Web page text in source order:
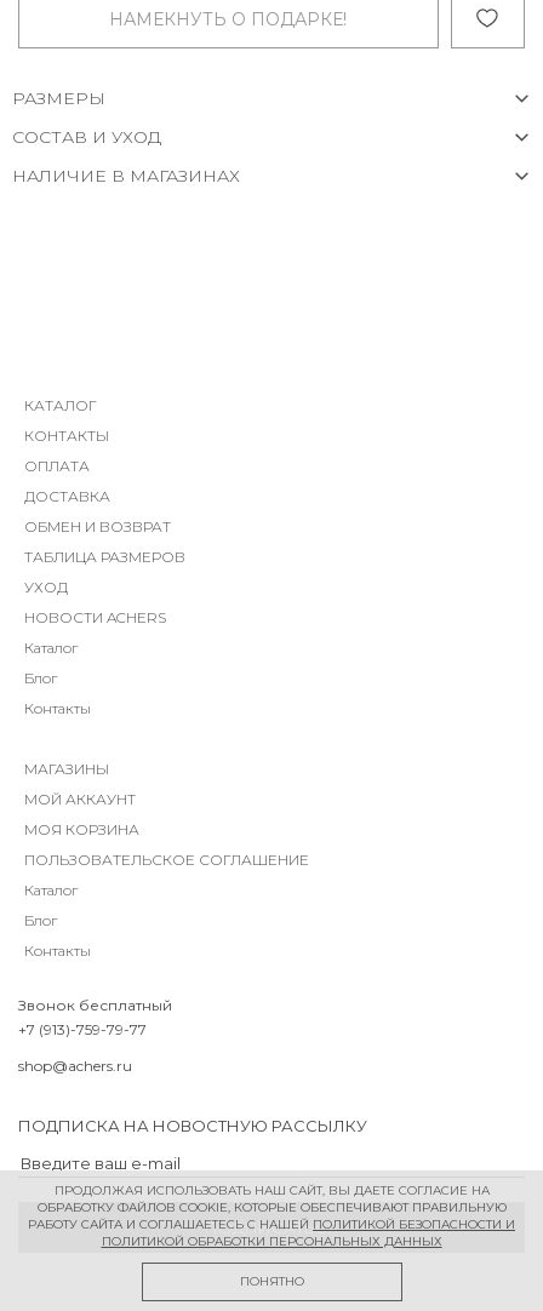
НАМЕКНУТЬ О ПОДАРКЕ!
РАЗМЕРЫ
СОСТАВ И УХОД
НАЛИЧИЕ В МАГАЗИНАХ
КАТАЛОГ
КОНТАКТЫ
ОПЛАТА
ДОСТАВКА
ОБМЕН И ВОЗВРАТ
ТАБЛИЦА РАЗМЕРОВ
УХОД
НОВОСТИ ACHERS
Каталог
Блог
Контакты
МАГАЗИНЫ
МОЙ АККАУНТ
МОЯ КОРЗИНА
ПОЛЬЗОВАТЕЛЬСКОЕ СОГЛАШЕНИЕ
Каталог
Блог
Контакты
Звонок бесплатный
+7 (913)-759-79-77
shop@achers.ru
ПОДПИСКА НА НОВОСТНУЮ РАССЫЛКУ
ПРОДОЛЖАЯ ИСПОЛЬЗОВАТЬ НАШ САЙТ, ВЫ ДАЕТЕ СОГЛАСИЕ НА
ОБРАБОТКУ ФАЙЛОВ COOKIE, КОТОРЫЕ ОБЕСПЕЧИВАЮТ ПРАВИЛЬНУЮ
РАБОТУ САЙТА И СОГЛАШАЕТЕСЬ С НАШЕЙ ПОЛИТИКОЙ БЕЗОПАСНОСТИ И
ПОЛИТИКОЙ ОБРАБОТКИ ПЕРСОНАЛЬНЫХ ДАННЫХ
ПОНЯТНО